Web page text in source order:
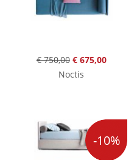
€ 750,00 € 675,00
Noctis
-10%